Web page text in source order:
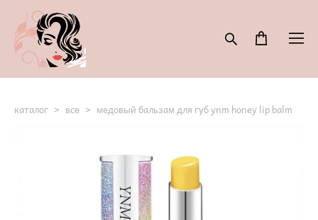
каталог > все > медовый бальзам для губ ynm honey lip balm